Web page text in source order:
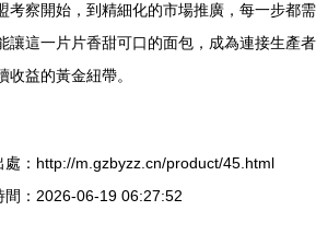
考察開始，到精細化的市場推廣，每一步都需
讓這一片片香甜可口的面包，成為連接生產者
益的黃金紐帶。
處：http://m.gzbyzz.cn/product/45.html
間：2026-06-19 06:27:52